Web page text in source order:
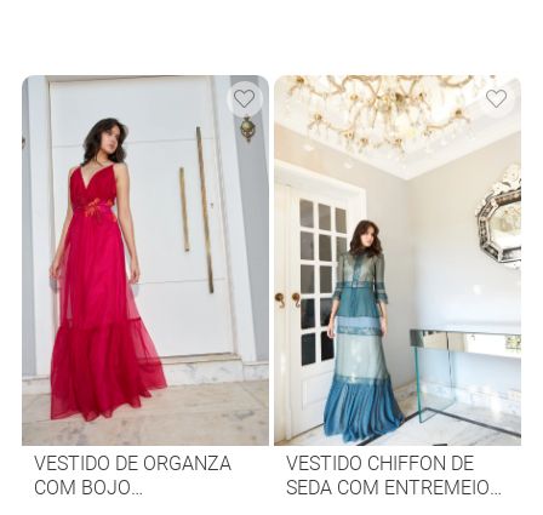
VESTIDO DE ORGANZA
COM BOJO
VESTIDO CHIFFON DE
SEDA COM ENTREMEIO